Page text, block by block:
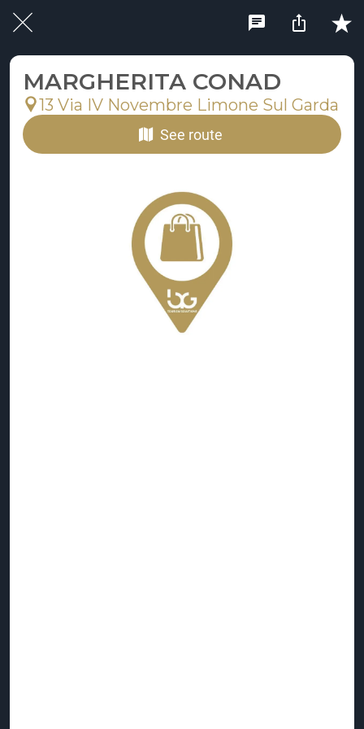
MARGHERITA CONAD
13 Via IV Novembre Limone Sul Garda
See route